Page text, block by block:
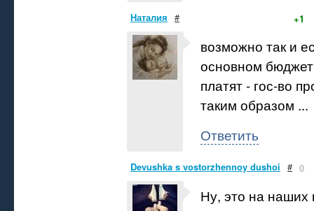
Наталия # +1
возможно так и
основном
платят - гос-во
таким образом ...
Ответить
Devushka s vostorzhennoy dushoi # 0
Ну, это на наших